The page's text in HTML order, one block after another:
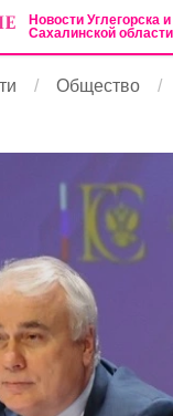
Новости Углегорска и
Сахалинской области
Общество